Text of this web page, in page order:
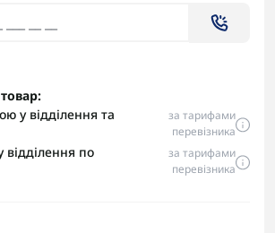
у відділення та
за тарифами
перевізника
по
за тарифами
перевізника